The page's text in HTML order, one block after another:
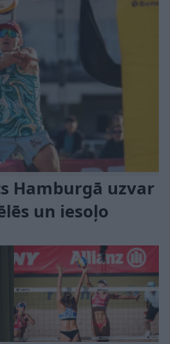
Hamburgā uzvar
un iesoļo